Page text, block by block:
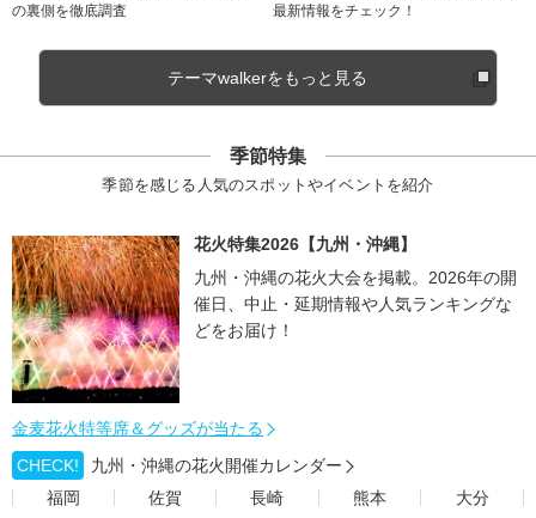
の裏側を徹底調査
最新情報をチェック！
テーマwalkerをもっと見る
季節特集
季節を感じる人気のスポットやイベントを紹介
花火特集2026【九州・沖縄】
九州・沖縄の花火大会を掲載。2026年の開
催日、中止・延期情報や人気ランキングな
どをお届け！
金麦花火特等席＆グッズが当たる
CHECK!
九州・沖縄の花火開催カレンダー
福岡
佐賀 長崎 熊本
大分